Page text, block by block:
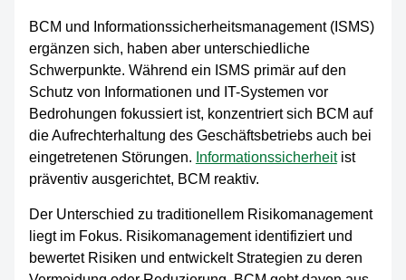
BCM und Informationssicherheitsmanagement (ISMS)
ergänzen sich, haben aber unterschiedliche
Schwerpunkte. Während ein ISMS primär auf den
Schutz von Informationen und IT-Systemen vor
Bedrohungen fokussiert ist, konzentriert sich BCM auf
die Aufrechterhaltung des Geschäftsbetriebs auch bei
eingetretenen Störungen. Informationssicherheitist
präventiv ausgerichtet, BCM reaktiv.
Der Unterschied zu traditionellem Risikomanagement
liegt im Fokus. Risikomanagement identifiziert und
bewertet Risiken und entwickelt Strategien zu deren